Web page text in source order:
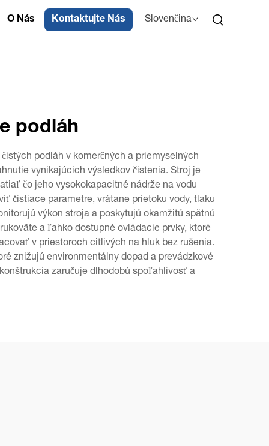
O Nás Kontaktujte Nás Slovenčina
podláh
podláh v komerčných a priemyselných
vynikajúcich výsledkov čistenia. Stroj je
čo jeho vysokokapacitné nádrže na vodu
čistiace parametre, vrátane prietoku vody, tlaku
výkon stroja a poskytujú okamžitú spätnú
a ľahko dostupné ovládacie prvky, ktoré
v priestoroch citlivých na hluk bez rušenia.
znižujú environmentálny dopad a prevádzkové
zaručuje dlhodobú spoľahlivosť a